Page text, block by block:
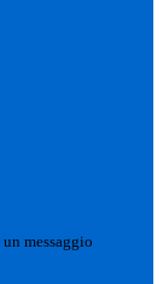
messaggio